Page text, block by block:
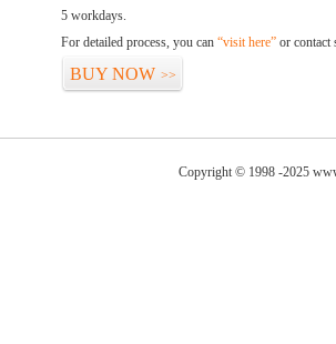
5 workdays.
For detailed process, you can “visit here” or contact
BUY NOW >>
Copyright © 1998 -2025